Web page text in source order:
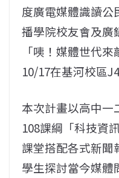
度廣電媒體識讀公
播學院校友會及廣
「咦！媒體世代
10/17在基河校區
本次計畫以高中一
108課綱「科技資
課堂搭配各式新聞
學生探討當今媒體